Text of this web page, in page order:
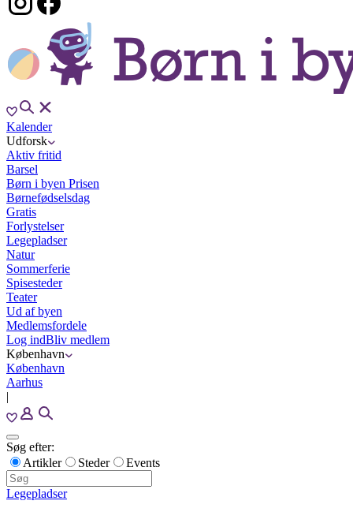
Kalender
Udforsk
Aktiv fritid
Barsel
Børn i byen Prisen
Børnefødselsdag
Gratis
Forlystelser
Legepladser
Natur
Sommerferie
Spisesteder
Teater
Ud af byen
Medlemsfordele
Log indBliv medlem
København
København
Aarhus
|
Søg efter:
Artikler
Steder Events
Legepladser